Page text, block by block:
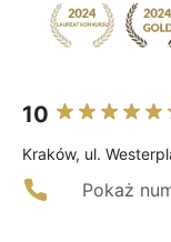
10
Kraków, ul.
Pokaż